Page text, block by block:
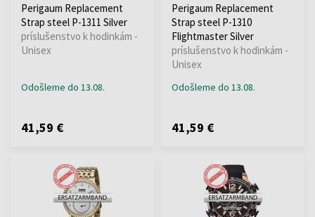
Perigaum Replacement
Strap steel P-1311 Silver
príslušenstvo k hodinkám -
Unisex
Odošleme do 13.08.
41,59 €
Perigaum Replacement
Strap steel P-1310
Flightmaster Silver
príslušenstvo k hodinkám -
Unisex
Odošleme do 13.08.
41,59 €